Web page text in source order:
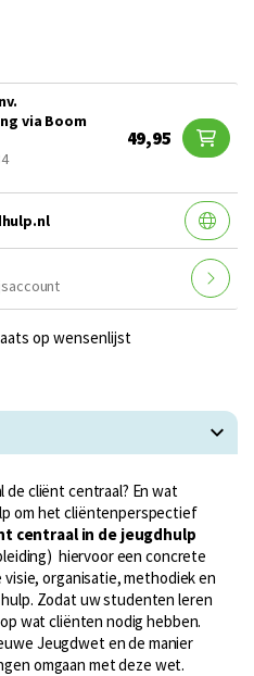
via Boom
49,95
op wensenlijst
cliënt centraal? En wat
om het cliëntenperspectief
centraal in de jeugdhulp
hiervoor een concrete
visie, organisatie, methodiek en
Zodat uw studenten leren
wat cliënten nodig hebben.
Jeugdwet en de manier
omgaan met deze wet.